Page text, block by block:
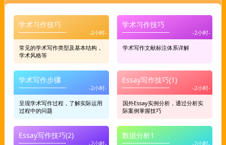
学术习作技巧
常见的学术写作类型及基本结构，
学术风格等
学术习作技巧
学术写作文献标注体系详解
学术写作步骤
呈现学术写作过程，了解实际运用
过程中的问题
Essay写作技巧(1)
国外Essay实例分析，通过分析实
际案例掌握技巧
Essay写作技巧(2) 数据分析1